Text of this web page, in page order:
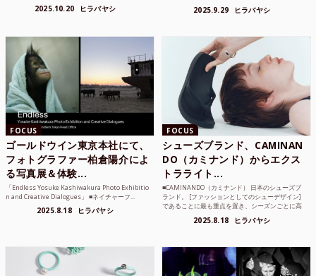
2025.10.20 ヒラバヤシ 2025.9.29 ヒラバヤシ
FOCUS
ゴールドウイン東京本社にて、
フォトグラファー柏倉陽介によ
る写真展＆体験...
「Endless Yosuke Kashiwakura Photo Exhibitio
n and Creative Dialogues」 ■ネイチャーフ...
2025.8.18 ヒラバヤシ
FOCUS
シューズブランド、CAMINAN
DO（カミナンド）からエクス
トラライト...
■CAMINANDO（カミナンド） 日本のシューズブ
ランド。 [ファッションとしてのシューデザイン]
であることに最も重点を置き、シーズンごとに高
2025.8.18 ヒラバヤシ